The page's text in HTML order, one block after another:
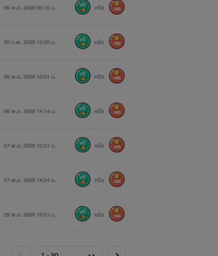
05 พ.ย. 2568 06:15 น. หรือ 300
09 ก.พ. 2569 13:38 น. หรือ 500
06 พ.ย. 2568 10:01 น. หรือ 400
06 พ.ย. 2568 14:14 น. หรือ 300
07 พ.ย. 2568 10:31 น. หรือ 400
07 พ.ย. 2568 14:24 น. หรือ 400
09 พ.ย. 2568 18:51 น. หรือ 300